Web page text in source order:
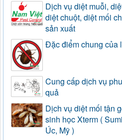
Dịch vụ diệt muỗi,
diệt chuột, diệt mối
sản xuất
Đặc điểm chung của
Cung cấp dịch vụ
quả
Dịch vụ diệt mối tận
sinh học Xterm (
Úc, Mỹ )